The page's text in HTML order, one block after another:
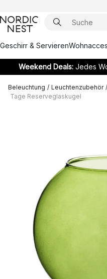
Geschirr & Servieren
Weekend Deals:Jedes
Beleuchtung / Leuchtenzubehör /
Tage Reserveglaskugel